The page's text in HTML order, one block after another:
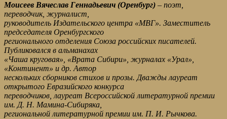
Моисеев Вячеслав Геннадьевич (Оренбург) – поэт,
переводчик, журналист,
руководитель Издательского центра «МВГ». Заместитель
председателя Оренбургского
регионального отделения Союза российских писателей.
Публиковался в альманахах
«Чаша круговая», «Врата Сибири», журналах «Урал»,
«Континент» и др. Автор
нескольких сборников стихов и прозы. Дважды лауреат
открытого Евразийского конкурса
переводчиков, лауреат Всероссийской литературной премии
им. Д. Н. Мамина-Сибиряка,
региональной литературной премии им. П. И. Рычкова.